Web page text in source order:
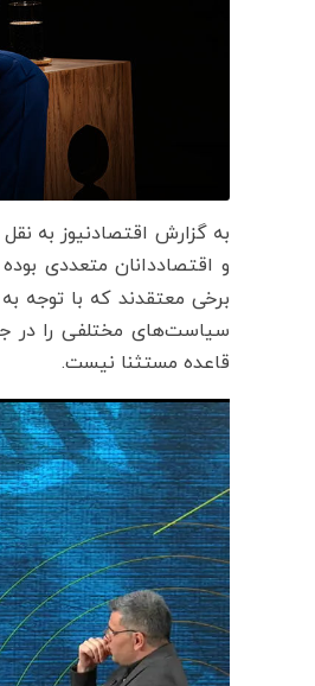
به گزارش اقتصادنیوز به
و اقتصاددانان متعددی
برخی معتقدند که با توجه
سیاست‌های مختلفی را در
قاعده مستثنا نیست.